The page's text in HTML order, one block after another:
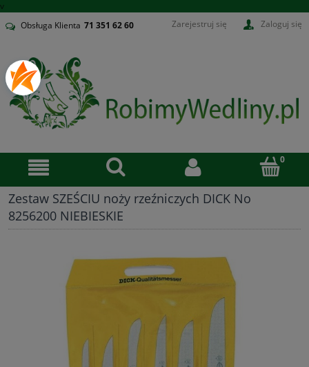
v
Obsługa Klienta 71 351 62 60 Zarejestruj się Zaloguj się
Zestaw SZEŚCIU noży rzeźniczych DICK No
8256200 NIEBIESKIE